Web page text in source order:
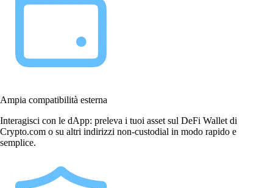
Ampia compatibilità esterna
Interagisci con le dApp: preleva i tuoi asset sul DeFi Wallet di
Crypto.com o su altri indirizzi non-custodial in modo rapido e
semplice.